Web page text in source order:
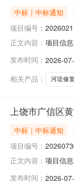
中标｜中标通知
项目编号：
正文内容： 项目信
(元)无
发布时间： 2026-
相关产品：
河堤修
上饶市广信区
中标｜中标通知
项目编号：
正文内容： 项目信
家村新
发布时间： 2026-